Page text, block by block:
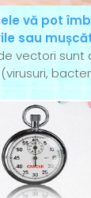
vă pot
sau
vectori